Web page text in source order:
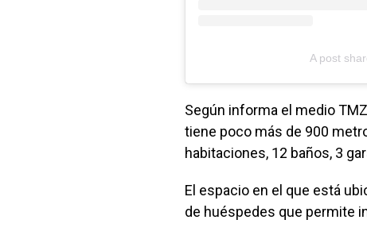
A post
Según informa el medio
tiene poco más de 900
habitaciones, 12 baños, 3
El espacio en el que está
de huéspedes que permite